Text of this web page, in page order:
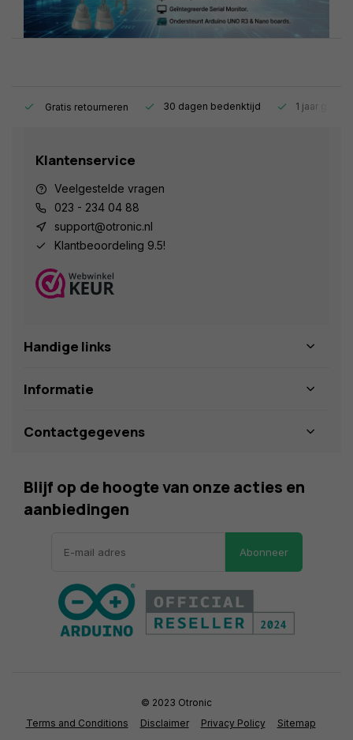
Gratis retourneren 30 dagen bedenktijd 1 jaar
Klantenservice
Veelgestelde vragen
023 - 234 04 88
support@otronic.nl
Klantbeoordeling 9.5!
Handige links
Informatie
Contactgegevens
Blijf op de hoogte van onze acties en
aanbiedingen
Abonneer
Terms and Conditions Disclaimer Privacy Policy Sitemap
© 2023 Otronic